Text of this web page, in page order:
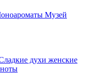
Музей
духи женские